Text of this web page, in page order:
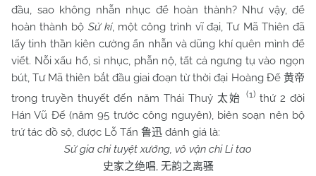
đầu, sao không nhẫn nhục để hoàn thành? Như vậy, để
hoàn thành bộ Sử kí, một công trình vĩ đại, Tư Mã Thiên đã
lấy tinh thần kiên cường ẩn nhẫn và dũng khí quên mình để
viết. Nỗi xấu hổ, sỉ nhục, phẫn nộ, tất cả ngưng tụ vào ngọn
bút, Tư Mã thiên bắt đầu giai đoạn từ thời đại Hoàng Đế 黄帝
trong truyền thuyết đến năm Thái Thuỷ 太始 (1)thứ 2 đời
Hán Vũ Đế (năm 95 trước công nguyên), biên soạn nên bộ
trứ tác đồ sộ, được Lỗ Tấn 鲁迅 đánh giá là:
Sử gia chi tuyệt xướng, vô vận chi Li tao
史家之绝唱, 无韵之离骚